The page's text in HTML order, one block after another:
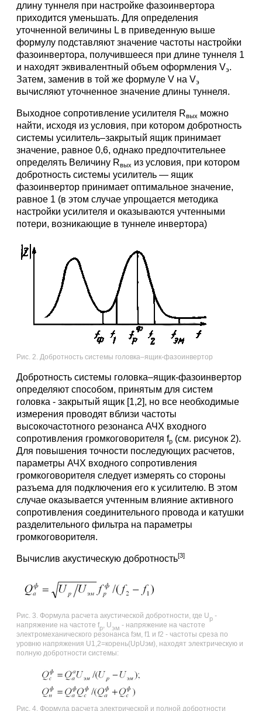
длину туннеля при настройке фазоинвертора
приходится уменьшать. Для определения
уточненной величины L в приведенную выше
формулу подставляют значение частоты настройки
фазоинвертора, получившееся при длине туннеля 1
и находят эквивалентный объем оформления Vэ.
Затем, заменив в той же формуле V на Vэ
вычисляют уточненное значение длины туннеля.
Выходное сопротивление усилителя Rвых можно
найти, исходя из условия, при котором добротность
системы усилитель–закрытый ящик принимает
значение, равное 0,6, однако предпочтительнее
определять Величину Rвых из условия, при котором
добротность системы усилитель — ящик
фазоинвертор принимает оптимальное значение,
равное 1 (в этом случае упрощается методика
настройки усилителя и оказываются учтенными
потери, возникающие в туннеле инвертора)
Рис. 2. Добротность системы головка–ящик-фазоинвертор
Добротность системы головка–ящик-фазоинвертор
определяют способом, принятым для систем
головка - закрытый ящик [1,2], но все необходимые
измерения проводят вблизи частоты
высокочастотного резонанса АЧХ входного
сопротивления громкоговорителя fр (см. рисунок 2).
Для повышения точности последующих расчетов,
параметры АЧХ входного сопротивления
громкоговорителя следует измерять со стороны
разъема для подключения его к усилителю. В этом
случае оказывается учтенным влияние активного
сопротивления соединительного провода и катушки
разделительного фильтра на параметры
громкоговорителя.
Вычислив акустическую добротность[3]
Рис. 3. Формула расчета акустической добротности, где Uр -
напряжение на частоте fр, Uэм - напряжение на частоте
электромеханического резонанса fэм, f1 и f2 - частоты среза по
уровню напряжения U1,2=корень(UрUэм), находят электрическую и
полную добротности системы:
Рис. 4. Формула расчета электрической и полной добротности